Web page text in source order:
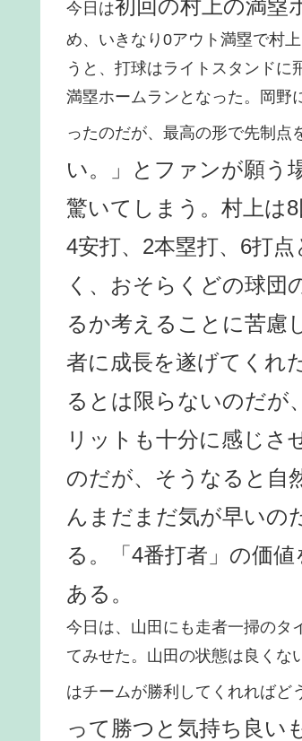
今日は初回の村上の満塁
め、いきなり0アウト満塁で村
うと、打球はライトスタンド
満塁ホームランとなった。岡野
ったのだが、最高の形で先制点
い。」とファンが願う
驚いてしまう。村上は
4安打、2本塁打、6打
く、おそらくどの球団
るか考えることに苦慮
者に成長を遂げてくれ
るとは限らないのだが
リットも十分に感じさ
のだが、そうなると自
んまだまだ気が早いの
る。「4番打者」の価
ある。
今日は、山田にも走者一掃のタ
てみせた。山田の状態は良くな
はチームが勝利してくれればど
って勝つと気持ち良い